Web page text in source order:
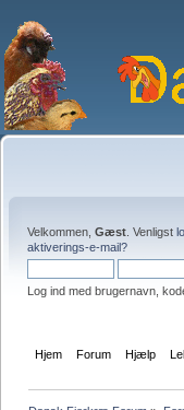
Velkommen, Gæst . Venligst
aktiverings-e-mail?
Log ind med brugernavn,
Hjem Forum Hjælp